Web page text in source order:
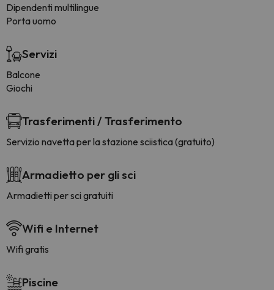
Dipendenti multilingue
Porta uomo
Servizi
Balcone
Giochi
Trasferimenti / Trasferimento
Servizio navetta per la stazione sciistica (gratuito)
Armadietto per gli sci
Armadietti per sci gratuiti
Wifi e Internet
Wifi gratis
Piscine